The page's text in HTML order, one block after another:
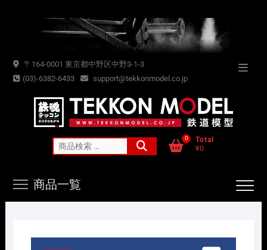
〒164-0001 東京都中野区中野3-1-3
(03)-6382-6433
support@tekkonmodel.co.jp
索
0
Total
¥0
商品一覧